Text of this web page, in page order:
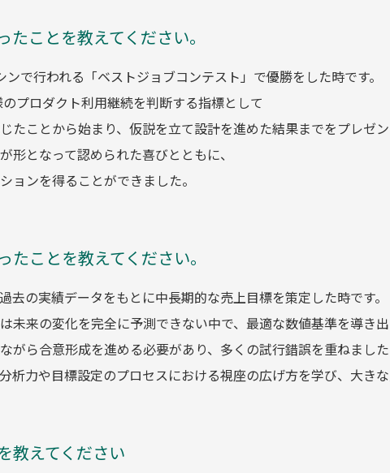
たことを教えてください。
で行われる「ベストジョブコンテスト」で優勝をした時です。
プロダクト利用継続を判断する指標として
たことから始まり、仮説を立て設計を進めた結果までをプレゼ
形となって認められた喜びとともに、
ョンを得ることができました。
たことを教えてください。
去の実績データをもとに中長期的な売上目標を策定した時です。
未来の変化を完全に予測できない中で、最適な数値基準を導き
がら合意形成を進める必要があり、多くの試行錯誤を重ねまし
析力や目標設定のプロセスにおける視座の広げ方を学び、大き
教えてください